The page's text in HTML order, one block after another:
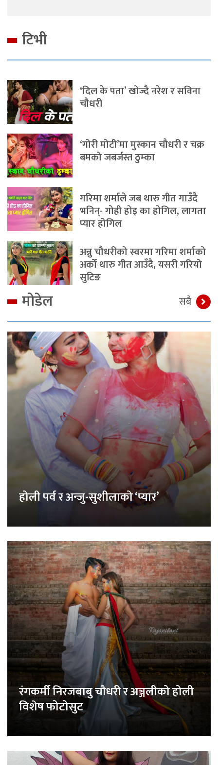
टिभी
‘दिल के पता’ खोज्दै नरेश र सविना
चौधरी
‘गोरी मोटी’मा मुस्कान चौधरी र चक्र
बमको जबर्जस्त ठुम्का
गरिमा शर्माले जब थारु गीत गाउँदै
भनिन्- गोही होइ का होगिल, लागता
प्यार होगिल
अन्नु चौधरीको स्वरमा गरिमा शर्माको
अर्को थारु गीत आउँदै, यसरी गरियो
सुटिङ
मोडेल सबै
होली पर्व र अन्जु-सुशीलाको ‘प्यार’
रंगकर्मी निरजबाबु चौधरी र अञ्जलीको होली
विशेष फोटोसुट